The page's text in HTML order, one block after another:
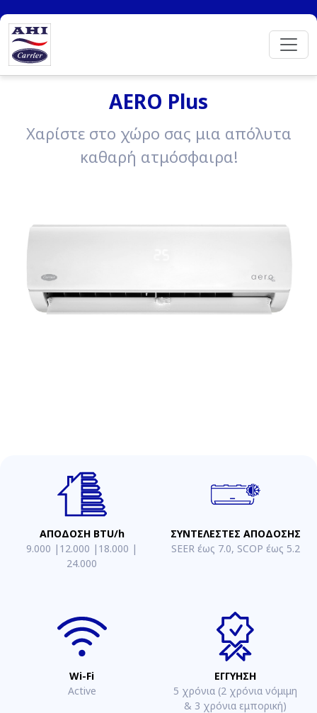
AERO Plus
Χαρίστε στο χώρο σας μια απόλυτα
καθαρή ατμόσφαιρα!
ΑΠΟΔΟΣΗ BTU/h
9.000 |12.000 |18.000 |
24.000
ΣΥΝΤΕΛΕΣΤΕΣ ΑΠΟΔΟΣΗΣ
SEER έως 7.0, SCOP έως 5.2
Wi-Fi
Active
ΕΓΓΥΗΣΗ
5 χρόνια (2 χρόνια νόμιμη
& 3 χρόνια εμπορική)